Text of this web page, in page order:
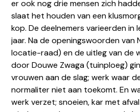
er ook nog drie mensen zich
slaat het houden van een
kop. De deelnemers varieerden
jaar. Na de openingswoorden van
locatie-raad) en de uitleg van de
door Douwe Zwaga (tuinploeg)
vrouwen aan de slag; werk waar
normaliter niet aan toekomt. En
werk verzet; snoeien, kar met